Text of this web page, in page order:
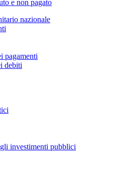
e non pagato
nazionale
pagamenti
debiti
investimenti pubblici